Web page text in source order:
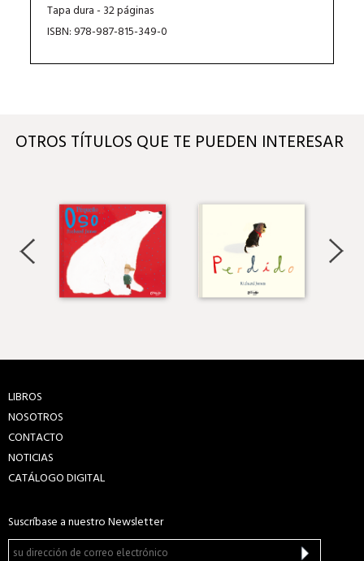
Tapa dura - 32 páginas
ISBN: 978-987-815-349-0
OTROS TÍTULOS QUE TE PUEDEN INTERESAR
LIBROS
NOSOTROS
CONTACTO
NOTICIAS
CATÁLOGO DIGITAL
Suscríbase a nuestro Newsletter